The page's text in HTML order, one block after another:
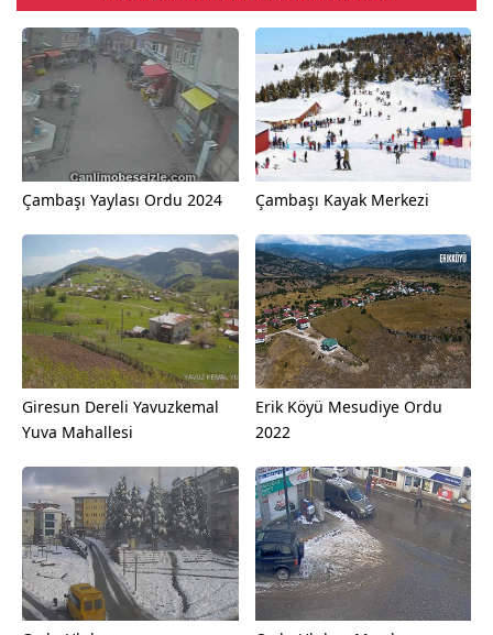
Çambaşı Yaylası Ordu 2024 Çambaşı Kayak Merkezi
Giresun Dereli Yavuzkemal
Yuva Mahallesi
Erik Köyü Mesudiye Ordu
2022